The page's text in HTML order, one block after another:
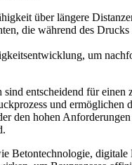
über längere
die während des
um
sind entscheidend für einen
und ermöglichen
den hohen
Betontechnologie, digitale